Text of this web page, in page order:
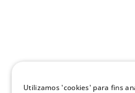
Utilizamos 'cookies' para fins